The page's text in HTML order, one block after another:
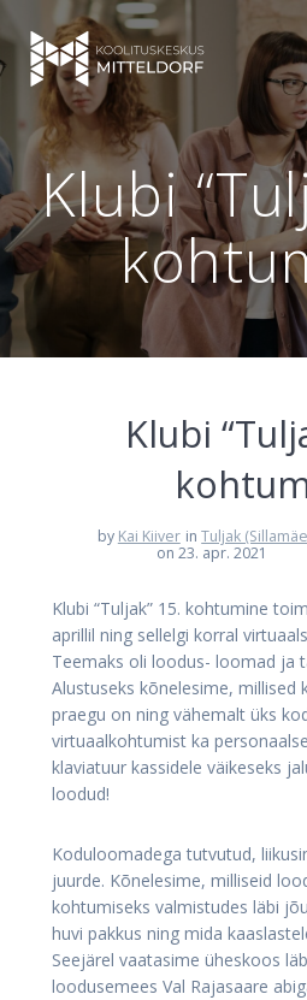
Skip
to
Klubi
Klubi
by Kai Kiiver inTuljak
on 23. apr. 2021
Klubi “Tuljak” 15. kohtumine
aprillil ning sellelgi korral
Teemaks oli loodus- loomad ja
Alustuseks kõnelesime, millised
praegu on ning vähemalt üks
virtuaalkohtumist ka
klaviatuur kassidele väikeseks
loodud!
Koduloomadega tutvutud,
juurde. Kõnelesime, milliseid
kohtumiseks valmistudes läbi
huvi pakkus ning mida
Seejärel vaatasime üheskoos
loodusemees Val Rajasaare